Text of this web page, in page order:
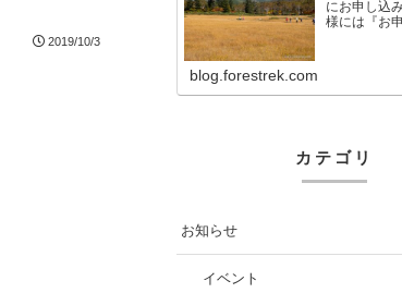
2019/10/3
にお申し込
様には『お
blog.forestrek.com
カテゴリ
お知らせ
イベント